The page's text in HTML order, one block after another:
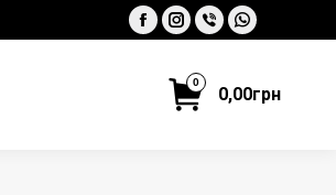
Facebook
Instagram
ViberWhatsapp
0,00грн
0